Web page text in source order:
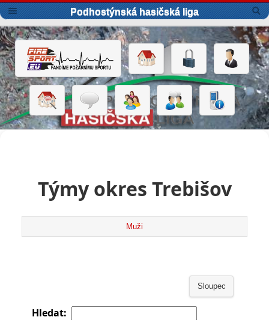
Podhostýnská hasičská liga
Týmy okres Trebišov
Muži
Sloupec
Hledat: